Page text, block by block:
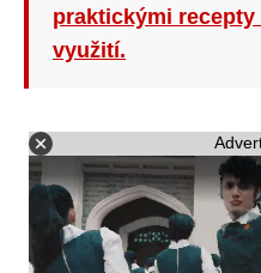
praktickými
využití.